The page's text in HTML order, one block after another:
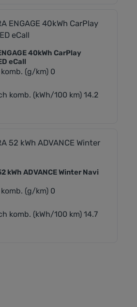
40kWh CarPlay
eCall
(g/km) 0
komb. (kWh/100 km) 14.2
kWh ADVANCE Winter Navi
(g/km) 0
komb. (kWh/100 km) 14.7